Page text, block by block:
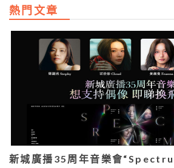
熱門文章
新城廣播35周年音樂會